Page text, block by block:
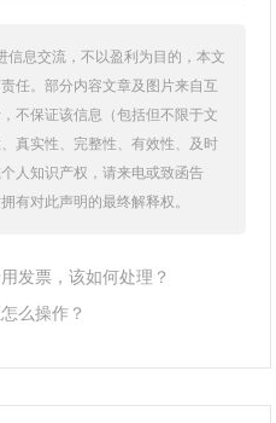
信息交流，不以盈利为目的，本文
任。部分内容文章及图片来自互
不保证该信息（包括但不限于文
真实性、完整性、有效性、及时
人知识产权，请来电或致函告
有对此声明的最终解释权。
发票，该如何处理？
么操作？